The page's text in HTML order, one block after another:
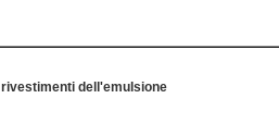
rivestimenti dell'emulsione